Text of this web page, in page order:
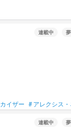
連載中
イザー #アレクシス・
連載中